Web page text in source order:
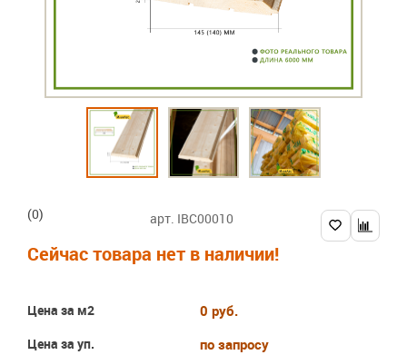
(0) арт. IBC00010
Сейчас товара нет в наличии!
Цена за м2 0 руб.
Цена за уп. по запросу